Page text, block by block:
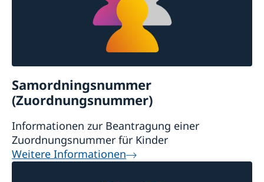
Samordningsnummer
(Zuordnungsnummer)
Informationen zur Beantragung einer
Zuordnungsnummer für Kinder
Weitere Informationen